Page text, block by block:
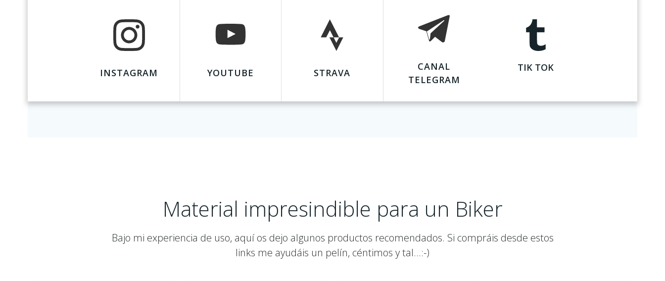
INSTAGRAM YOUTUBE STRAVA
CANAL
TELEGRAM
TIK TOK
Material impresindible para un Biker
Bajo mi experiencia de uso, aquí os dejo algunos productos recomendados. Si compráis desde estos
links me ayudáis un pelín, céntimos y tal...:-)